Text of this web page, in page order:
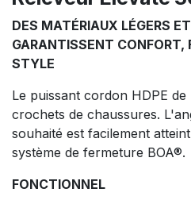
DES MATÉRIAUX LÉGERS
GARANTISSENT
STYLE
Le puissant cordon HDPE de
crochets de chaussures.
souhaité est facilement
système de fermeture BOA®.
FONCTIONNEL